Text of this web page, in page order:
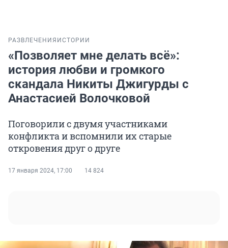
РАЗВЛЕЧЕНИЯ ИСТОРИИ
«Позволяет мне делать всё»:
история любви и громкого
скандала Никиты Джигурды с
Анастасией Волочковой
Поговорили с двумя участниками
конфликта и вспомнили их старые
откровения друг о друге
17 января 2024, 17:00 14 824